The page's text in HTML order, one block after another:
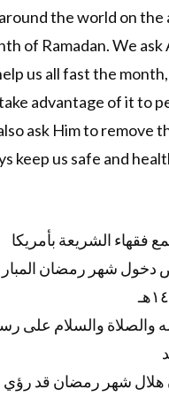
the world on
of Ramadan. We ask
us all fast the
advantage of it to
ask Him to remove
keep us safe and
فقهاء الشريعة بأمريكا
شهر رمضان
والصلاة والسلام على
هلال شهر رمضان قد